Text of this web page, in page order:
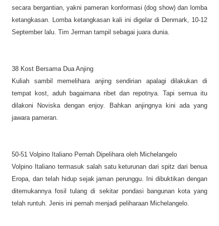
secara bergantian, yakni pameran konformasi (dog show) dan lomba
ketangkasan. Lomba ketangkasan kali ini digelar di Denmark, 10-12
September lalu. Tim Jerman tampil sebagai juara dunia.
38 Kost Bersama Dua Anjing
Kuliah sambil memelihara anjing sendirian apalagi dilakukan di
tempat kost, aduh bagaimana ribet dan repotnya. Tapi semua itu
dilakoni Noviska dengan enjoy. Bahkan anjingnya kini ada yang
jawara pameran.
50-51 Volpino Italiano Pernah Dipelihara oleh Michelangelo
Volpino Italiano termasuk salah satu keturunan dari spitz dari benua
Eropa, dan telah hidup sejak jaman perunggu. Ini dibuktikan dengan
ditemukannya fosil tulang di sekitar pondasi bangunan kota yang
telah runtuh. Jenis ini pernah menjadi peliharaan Michelangelo.